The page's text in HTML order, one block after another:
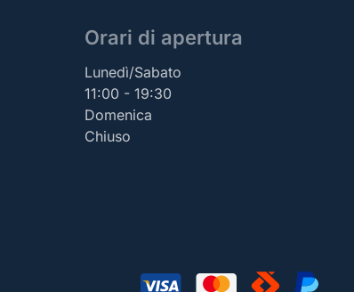
Orari di apertura
Lunedì/Sabato
11:00 - 19:30
Domenica
Chiuso